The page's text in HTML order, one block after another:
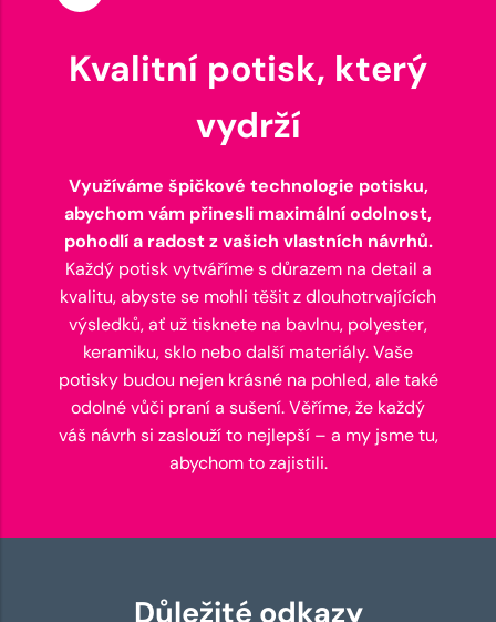
Kvalitní potisk, který
vydrží
Využíváme špičkové technologie potisku,
abychom vám přinesli maximální odolnost,
pohodlí a radost z vašich vlastních návrhů.
Každý potisk vytváříme s důrazem na detail a
kvalitu, abyste se mohli těšit z dlouhotrvajících
výsledků, ať už tisknete na bavlnu, polyester,
keramiku, sklo nebo další materiály. Vaše
potisky budou nejen krásné na pohled, ale také
odolné vůči praní a sušení. Věříme, že každý
váš návrh si zaslouží to nejlepší – a my jsme tu,
abychom to zajistili.
Důležité odkazy